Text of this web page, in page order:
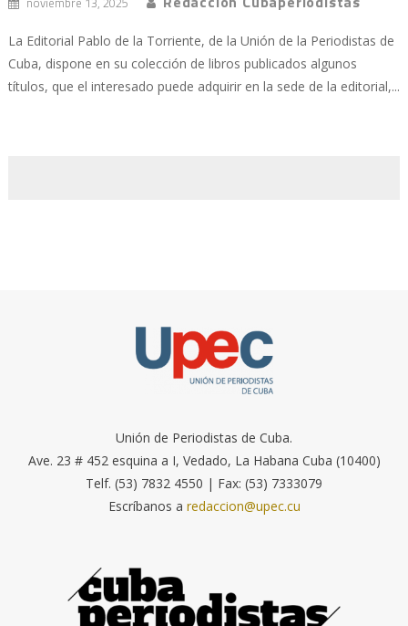
La Editorial Pablo de la Torriente, de la Unión de la Periodistas de
Cuba, dispone en su colección de libros publicados algunos
títulos, que el interesado puede adquirir en la sede de la editorial,...
Unión de Periodistas de Cuba.
Ave. 23 # 452 esquina a I, Vedado, La Habana Cuba (10400)
Telf. (53) 7832 4550 | Fax: (53) 7333079
Escríbanos a redaccion@upec.cu